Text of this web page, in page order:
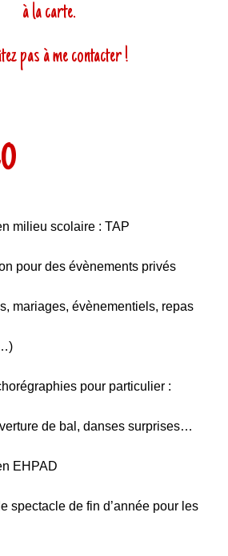
à la carte.
pas àme contacter!
milieu scolaire : TAP
pour des évènements privés
mariages, évènementiels, repas
pour particulier :
de bal, danses surprises…
EHPAD
spectacle de fin d’année pour les